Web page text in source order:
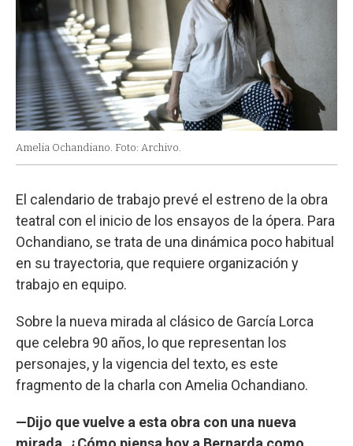
Amelia Ochandiano. Foto: Archivo.
El calendario de trabajo prevé el estreno de la obra
teatral con el inicio de los ensayos de la ópera. Para
Ochandiano, se trata de una dinámica poco habitual
en su trayectoria, que requiere organización y
trabajo en equipo.
Sobre la nueva mirada al clásico de García Lorca
que celebra 90 años, lo que representan los
personajes, y la vigencia del texto, es este
fragmento de la charla con Amelia Ochandiano.
—Dijo que vuelve a esta obra con una nueva